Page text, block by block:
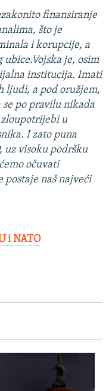
finansiranje
što je
i korupcije, a
ubice.Vojska je, osim
institucija. Imati
ljudi, a pod oružjem,
se po pravilu nikada
zloupotrijebi u
I zato puna
uz visoku podršku
očuvati
postaje naš najveći
i NATO